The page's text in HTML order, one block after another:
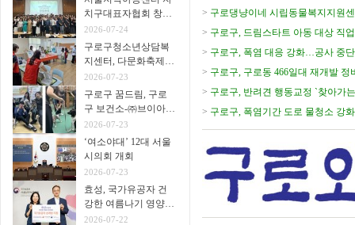
치구대표자협회 창립
총회 개최
2026-07-24
구로구청소년상담복
지센터, 다문화축제서
생명존중 아웃리치 운
영
2026-07-23
구로구 꿈드림, 구로
구 보건소-㈜브이아이
펫 연계
2026-07-23
‘여소야대’ 12대 서울
시의회 개회
2026-07-23
효성, 국가유공자 건
강한 여름나기 영양식
지원
2026-07-22
> 구로댕냥이네 시립동물복지지원
> 구로구, 드림스타트 아동 대상 직
> 구로구, 폭염 대응 강화…공사 중
> 구로구, 구로동 466일대 재개발 정
> 구로구, 반려견 행동교정 `찾아가
> 구로구, 폭염기간 도로 물청소 강